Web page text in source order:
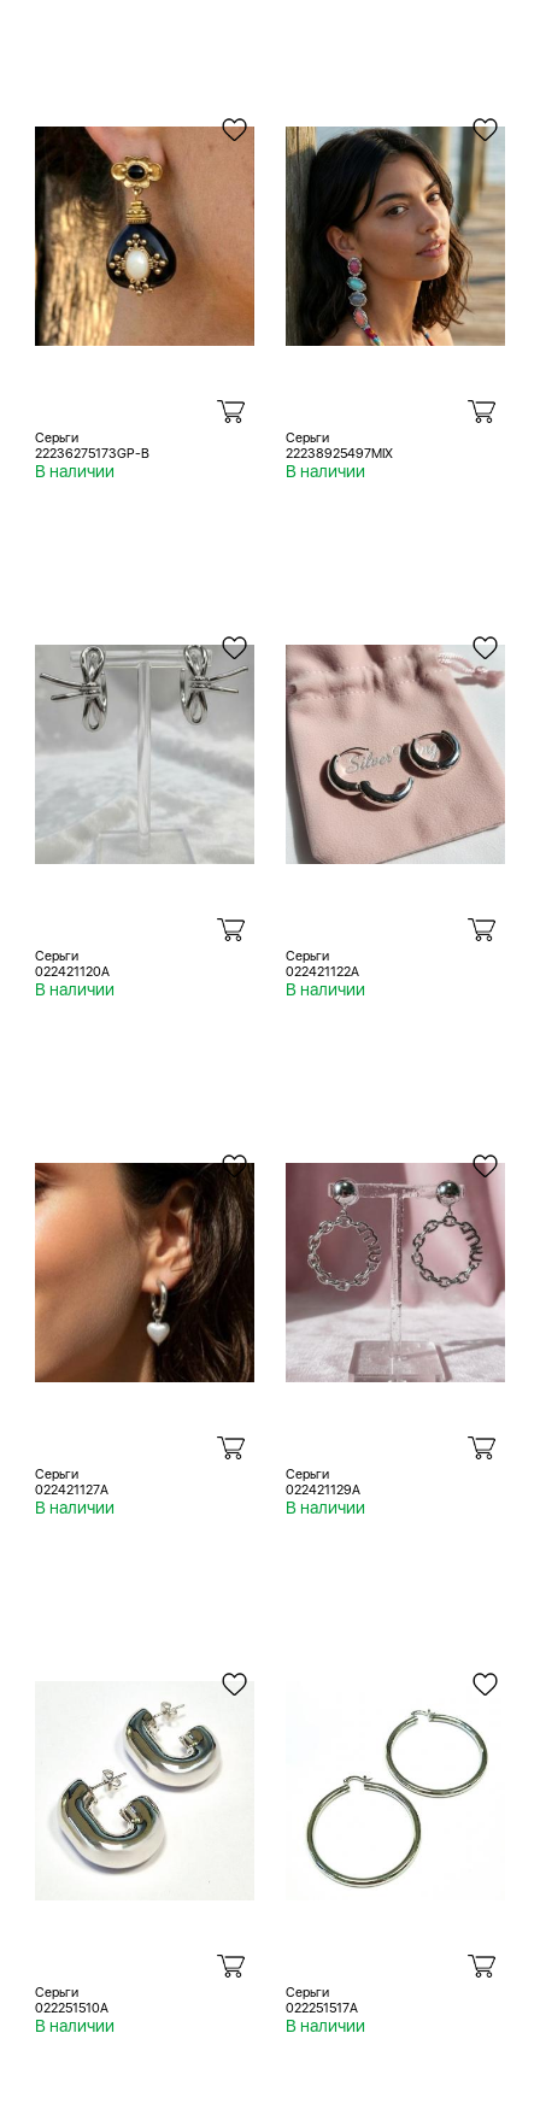
Серьги
22236275173GP-B
В наличии
Серьги
22238925497MIX
В наличии
Серьги
022421120A
В наличии
Серьги
022421122A
В наличии
Серьги
022421127A
В наличии
Серьги
022421129A
В наличии
Серьги
022251510A
В наличии
Серьги
022251517A
В наличии